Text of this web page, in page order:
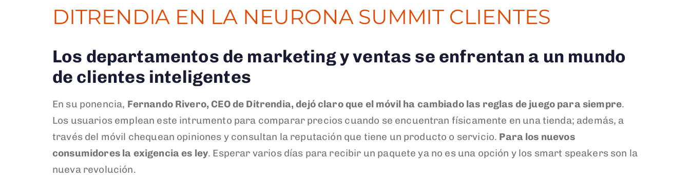
DITRENDIA EN LA NEURONA SUMMIT CLIENTES
Los departamentos de marketing y ventas se enfrentan a un mundo
de clientes inteligentes
En su ponencia, Fernando Rivero, CEO de Ditrendia, dejó claro que el móvil ha cambiado las reglas de juego para siempre.
Los usuarios emplean este intrumento para comparar precios cuando se encuentran físicamente en una tienda; además, a
través del móvil chequean opiniones y consultan la reputación que tiene un producto o servicio. Para los nuevos
consumidores la exigencia es ley. Esperar varios días para recibir un paquete ya no es una opción y los smart speakers son la
nueva revolución.